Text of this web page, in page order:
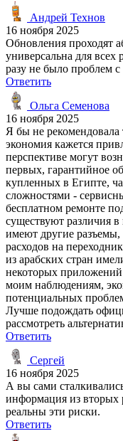
Андрей Технов
16 ноября 2025
Обновления проходят
универсальна для всех
разу не было проблем
Ответить
Ольга Семенова
16 ноября 2025
Я бы не рекомендовала
экономия кажется
перспективе могут
первых, гарантийное
купленных в Египте,
сложностями -
бесплатном ремонте
существуют различия в
имеют другие разъемы,
расходов на
из арабских стран
некоторых
моим наблюдениям,
потенциальных
Лучше подождать
рассмотреть
Ответить
Сергей
16 ноября 2025
А вы сами
информация из вторых
реальны эти риски.
Ответить